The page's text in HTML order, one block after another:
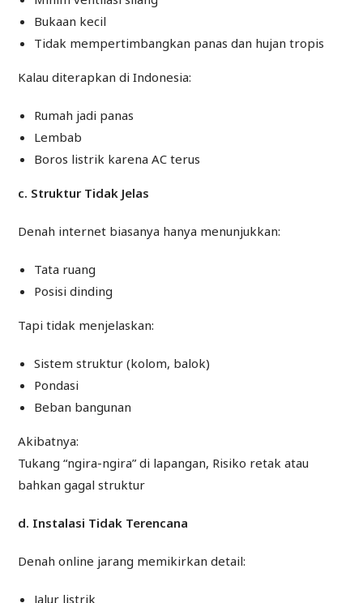
Bukaan kecil
Tidak mempertimbangkan panas dan hujan tropis
Kalau diterapkan di Indonesia:
Rumah jadi panas
Lembab
Boros listrik karena AC terus
c. Struktur Tidak Jelas
Denah internet biasanya hanya menunjukkan:
Tata ruang
Posisi dinding
Tapi tidak menjelaskan:
Sistem struktur (kolom, balok)
Pondasi
Beban bangunan
Akibatnya:
Tukang “ngira-ngira” di lapangan, Risiko retak atau
bahkan gagal struktur
d. Instalasi Tidak Terencana
Denah online jarang memikirkan detail:
Jalur listrik